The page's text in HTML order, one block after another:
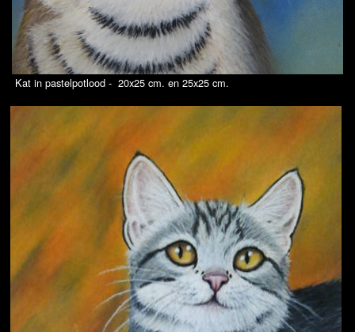
Kat in pastelpotlood - 20x25 cm. en 25x25 cm.